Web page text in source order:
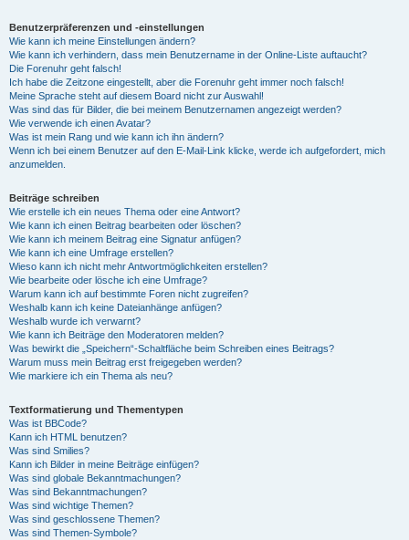
Benutzerpräferenzen und -einstellungen
Wie kann ich meine Einstellungen ändern?
Wie kann ich verhindern, dass mein Benutzername in der Online-Liste auftaucht?
Die Forenuhr geht falsch!
Ich habe die Zeitzone eingestellt, aber die Forenuhr geht immer noch falsch!
Meine Sprache steht auf diesem Board nicht zur Auswahl!
Was sind das für Bilder, die bei meinem Benutzernamen angezeigt werden?
Wie verwende ich einen Avatar?
Was ist mein Rang und wie kann ich ihn ändern?
Wenn ich bei einem Benutzer auf den E-Mail-Link klicke, werde ich aufgefordert, mich
anzumelden.
Beiträge schreiben
Wie erstelle ich ein neues Thema oder eine Antwort?
Wie kann ich einen Beitrag bearbeiten oder löschen?
Wie kann ich meinem Beitrag eine Signatur anfügen?
Wie kann ich eine Umfrage erstellen?
Wieso kann ich nicht mehr Antwortmöglichkeiten erstellen?
Wie bearbeite oder lösche ich eine Umfrage?
Warum kann ich auf bestimmte Foren nicht zugreifen?
Weshalb kann ich keine Dateianhänge anfügen?
Weshalb wurde ich verwarnt?
Wie kann ich Beiträge den Moderatoren melden?
Was bewirkt die „Speichern“-Schaltfläche beim Schreiben eines Beitrags?
Warum muss mein Beitrag erst freigegeben werden?
Wie markiere ich ein Thema als neu?
Textformatierung und Thementypen
Was ist BBCode?
Kann ich HTML benutzen?
Was sind Smilies?
Kann ich Bilder in meine Beiträge einfügen?
Was sind globale Bekanntmachungen?
Was sind Bekanntmachungen?
Was sind wichtige Themen?
Was sind geschlossene Themen?
Was sind Themen-Symbole?